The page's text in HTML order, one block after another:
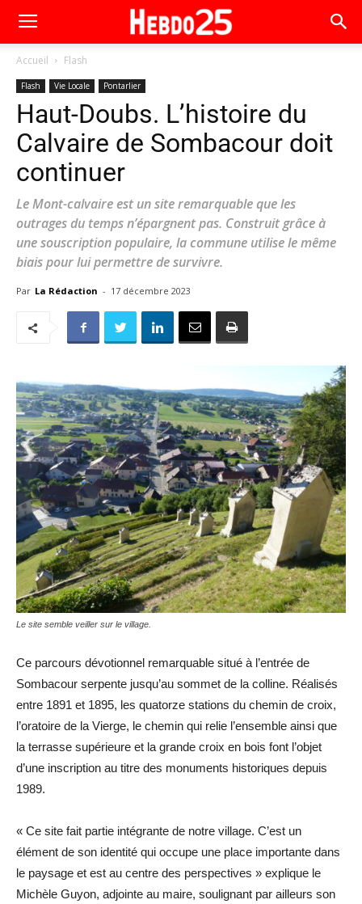
Accueil Flash
Flash Vie Locale Pontarlier
Haut-Doubs. L’histoire du
Calvaire de Sombacour doit
continuer
Le Mont-calvaire est un site remarquable que les
outrages du temps n’épargnent pas. Construit grâce à
une souscription populaire, la commune utilise le même
biais pour lui permettre de survivre.
Par La Rédaction - 17 décembre 2023
Le site semble veiller sur le village.
Ce parcours dévotionnel remarquable situé à l’entrée de
Sombacour serpente jusqu’au sommet de la colline. Réalisés
entre 1891 et 1895, les quatorze stations du chemin de croix,
l’oratoire de la Vierge, le chemin qui relie l’ensemble ainsi que
la terrasse supérieure et la grande croix en bois font l’objet
d’une inscription au titre des monuments historiques depuis
1989.
« Ce site fait partie intégrante de notre village. C’est un
élément de son identité qui occupe une place importante dans
le paysage et est au centre des perspectives » explique le
Michèle Guyon, adjointe au maire, soulignant par ailleurs son